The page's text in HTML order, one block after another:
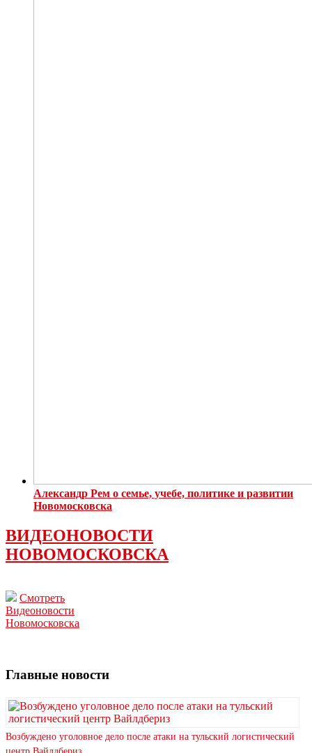
Александр Рем о семье, учебе, политике и развитии
Новомосковска
ВИДЕОНОВОСТИ
НОВОМОСКОВСКА
Смотреть
Видеоновости
Новомосковска
Главные новости
Возбуждено уголовное дело после атаки на тульский логистический